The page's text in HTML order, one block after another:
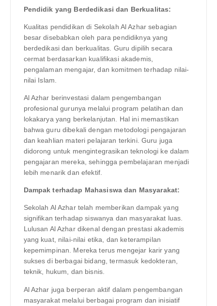
Pendidik yang Berdedikasi dan Berkualitas:
Kualitas pendidikan di Sekolah Al Azhar sebagian
besar disebabkan oleh para pendidiknya yang
berdedikasi dan berkualitas. Guru dipilih secara
cermat berdasarkan kualifikasi akademis,
pengalaman mengajar, dan komitmen terhadap nilai-
nilai Islam.
Al Azhar berinvestasi dalam pengembangan
profesional gurunya melalui program pelatihan dan
lokakarya yang berkelanjutan. Hal ini memastikan
bahwa guru dibekali dengan metodologi pengajaran
dan keahlian materi pelajaran terkini. Guru juga
didorong untuk mengintegrasikan teknologi ke dalam
pengajaran mereka, sehingga pembelajaran menjadi
lebih menarik dan efektif.
Dampak terhadap Mahasiswa dan Masyarakat:
Sekolah Al Azhar telah memberikan dampak yang
signifikan terhadap siswanya dan masyarakat luas.
Lulusan Al Azhar dikenal dengan prestasi akademis
yang kuat, nilai-nilai etika, dan keterampilan
kepemimpinan. Mereka terus mengejar karir yang
sukses di berbagai bidang, termasuk kedokteran,
teknik, hukum, dan bisnis.
Al Azhar juga berperan aktif dalam pengembangan
masyarakat melalui berbagai program dan inisiatif